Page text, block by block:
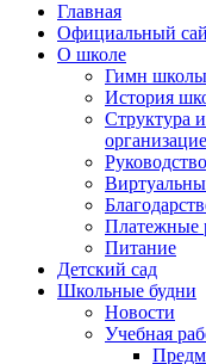
Главная
Официальный
О школе
Гимн
История
Структура
Платежные
Питание
Детский сад
Школьные будни
Новости
Учебная